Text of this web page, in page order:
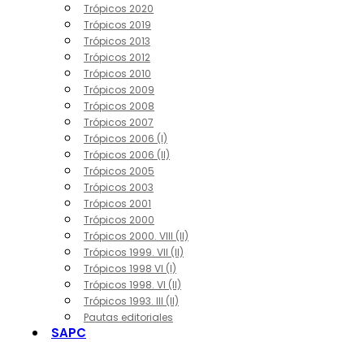
Trópicos 2020
Trópicos 2019
Trópicos 2013
Trópicos 2012
Trópicos 2010
Trópicos 2009
Trópicos 2008
Trópicos 2007
Trópicos 2006 (I)
Trópicos 2006 (II)
Trópicos 2005
Trópicos 2003
Trópicos 2001
Trópicos 2000
Trópicos 2000. VIII (II)
Trópicos 1999. VII (II)
Trópicos 1998 VI (I)
Trópicos 1998. VI (II)
Trópicos 1993. III (II)
Pautas editoriales
SAPC